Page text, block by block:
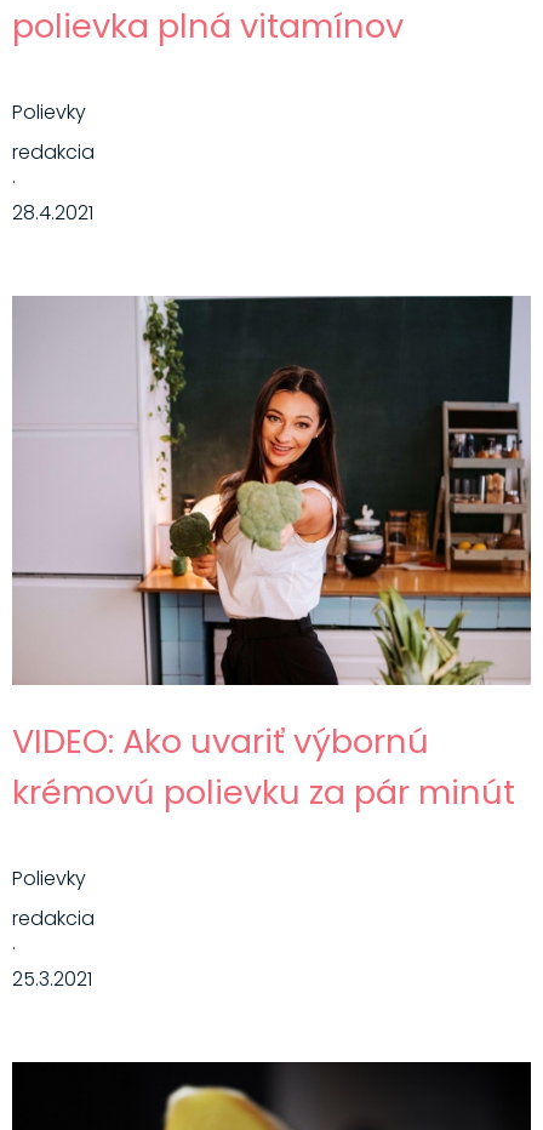
polievka plná vitamínov
Polievky
redakcia
·
28.4.2021
VIDEO: Ako uvariť výbornú
krémovú polievku za pár minút
Polievky
redakcia
·
25.3.2021